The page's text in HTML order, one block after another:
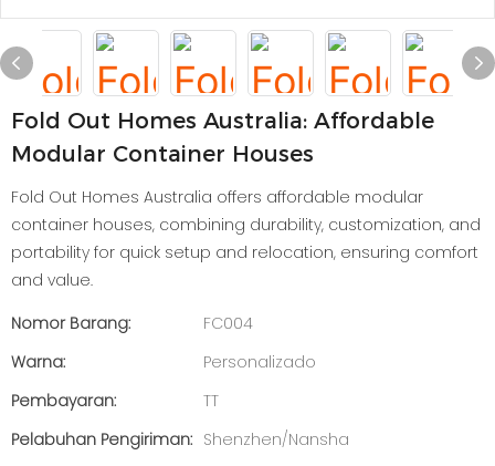
Fold Out Homes Australia: Affordable
Modular Container Houses
Fold Out Homes Australia offers affordable modular
container houses, combining durability, customization, and
portability for quick setup and relocation, ensuring comfort
and value.
Nomor Barang:
FC004
Warna:
Personalizado
Pembayaran:
TT
Pelabuhan Pengiriman: Shenzhen/Nansha